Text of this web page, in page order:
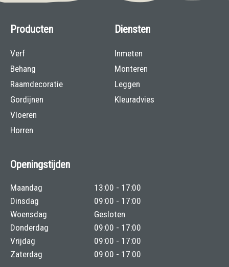
Producten
Verf
Behang
Raamdecoratie
Gordijnen
Vloeren
Horren
Diensten
Inmeten
Monteren
Leggen
Kleuradvies
Openingstijden
Maandag
13:00 - 17:00
Dinsdag
09:00 - 17:00
Woensdag
Gesloten
Donderdag
09:00 - 17:00
Vrijdag
09:00 - 17:00
Zaterdag
09:00 - 17:00